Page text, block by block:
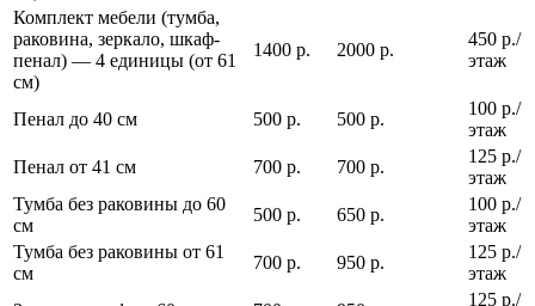
Комплект мебели (тумба,
раковина, зеркало, шкаф-
пенал) — 4 единицы (от 61
см)
1400 р. 2000 р.
450 р./
этаж
Пенал до 40 см 500 р. 500 р.
100 р./
этаж
Пенал от 41 см
700 р. 700 р.
125 р./
этаж
Тумба без раковины до 60
см
500 р. 650 р.
100 р./
этаж
Тумба без раковины от 61
см
700 р. 950 р.
125 р./
этаж
125 р./